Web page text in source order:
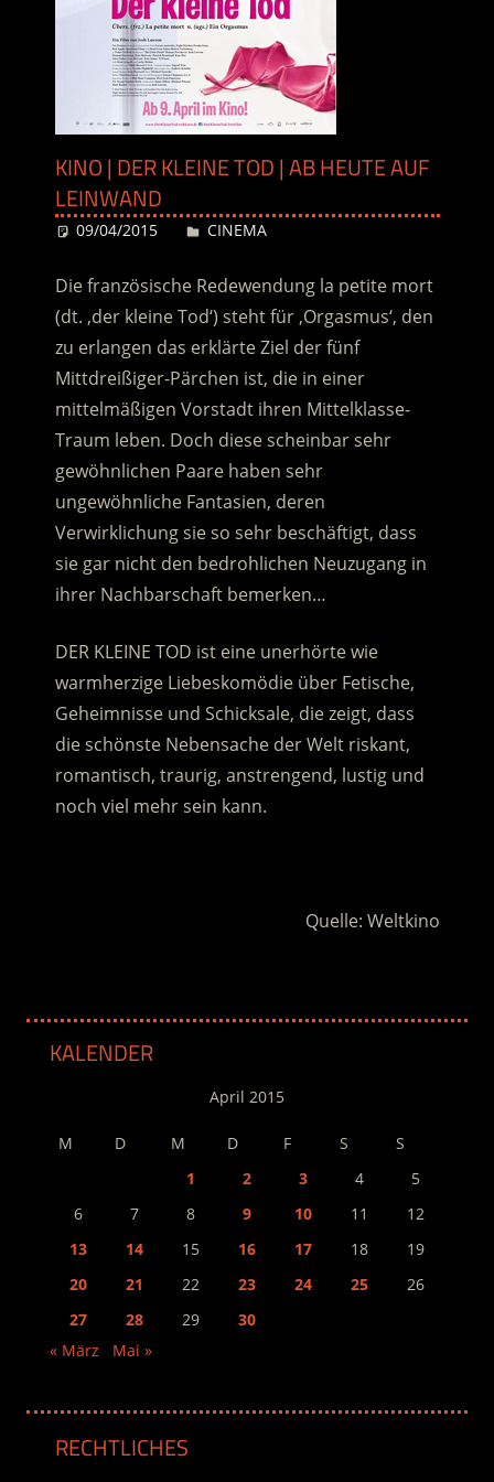
KINO | DER KLEINE TOD | AB HEUTE AUF
LEINWAND
09/04/2015 Desiree
CINEMA
Die französische Redewendung la petite mort
(dt. ‚der kleine Tod‘) steht für ‚Orgasmus‘, den
zu erlangen das erklärte Ziel der fünf
Mittdreißiger-Pärchen ist, die in einer
mittelmäßigen Vorstadt ihren Mittelklasse-
Traum leben. Doch diese scheinbar sehr
gewöhnlichen Paare haben sehr
ungewöhnliche Fantasien, deren
Verwirklichung sie so sehr beschäftigt, dass
sie gar nicht den bedrohlichen Neuzugang in
ihrer Nachbarschaft bemerken…
DER KLEINE TOD ist eine unerhörte wie
warmherzige Liebeskomödie über Fetische,
Geheimnisse und Schicksale, die zeigt, dass
die schönste Nebensache der Welt riskant,
romantisch, traurig, anstrengend, lustig und
noch viel mehr sein kann.
Quelle: Weltkino
KALENDER
April 2015
M D M D F S
S
1
2 3 4
5
6
7 8 9 10 11
12
13
14 15 16 17 18
19
20
21 22 23 24 25
26
27
28 29
30
« März
Mai »
RECHTLICHES